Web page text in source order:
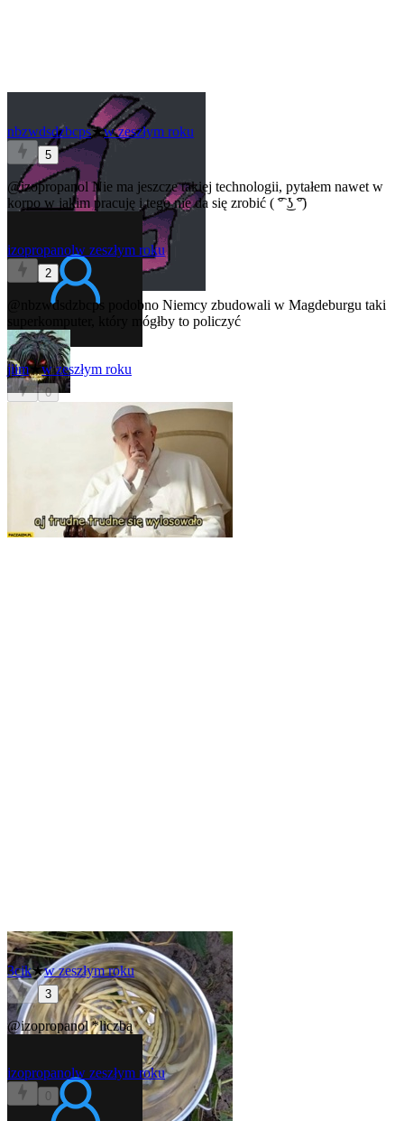
nbzwdsdzbcps★w zeszłym roku
5
@izopropanolNie ma jeszcze takiej technologii, pytałem nawet w
korpo w jakim pracuję i tego nie da się zrobić ( ͡° ͜ʖ ͡°)
izopropanolw zeszłym roku
2
@nbzwdsdzbcps
podobno Niemcy zbudowali w Magdeburgu taki
superkomputer, który mógłby to policzyć
jiim★w zeszłym roku
0
3cik★w zeszłym roku
3
@izopropanol*liczbą
izopropanolw zeszłym roku
0